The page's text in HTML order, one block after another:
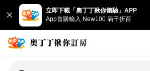
立即下載「奧丁丁揪你體驗」APP
App首購輸入 New100 滿千折百